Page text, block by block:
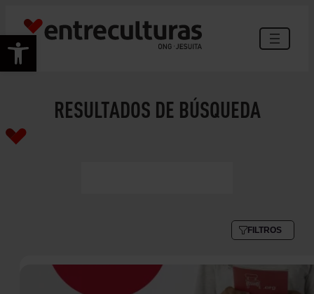
Abrir barra de herramientas
RESULTADOS DE BÚSQUEDA
FILTROS